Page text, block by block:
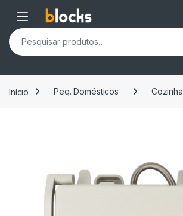
Skip to navigation
Skip to content
Open
Pesquisar por:
Início Peq. Domésticos Cozinha